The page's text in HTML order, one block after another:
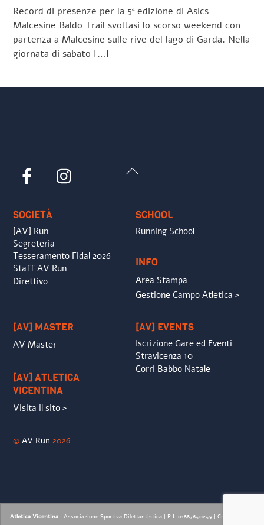
Record di presenze per la 5ª edizione di Asics
Malcesine Baldo Trail svoltasi lo scorso weekend con
partenza a Malcesine sulle rive del lago di Garda. Nella
giornata di sabato […]
Back
Facebook
SOCIETÀ
[AV] Run
Segreteria
Tesseramento Fidal 2026
Staff AV Run
Direttivo
SCHOOL
Running School
INFO
Area Stampa
Gestione Campo Atletica >
[AV] MASTER
AV Master
[AV] ATLETICA
VICENTINA
Visita il sito >
[AV] EVENTS
Iscrizione Gare ed Eventi
Stravicenza 10
Corri Babbo Natale
©AV Run 2026
Atletica Vicentina | Associazione Sportiva Dilettantistica | P.I. 01887640249 | Credits